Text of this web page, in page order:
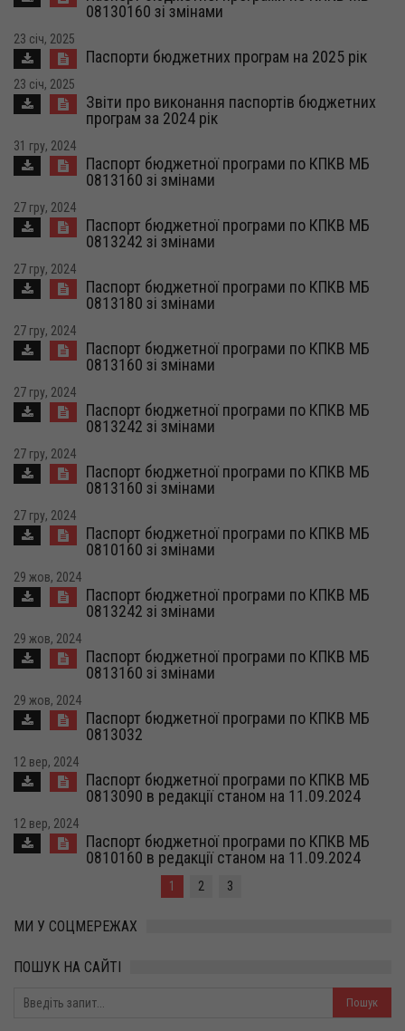
08130160 зі змінами
23 січ, 2025
Паспорти бюджетних програм на 2025 рік
23 січ, 2025
Звіти про виконання паспортів бюджетних
програм за 2024 рік
31 гру, 2024
Паспорт бюджетної програми по КПКВ МБ
0813160 зі змінами
27 гру, 2024
Паспорт бюджетної програми по КПКВ МБ
0813242 зі змінами
27 гру, 2024
Паспорт бюджетної програми по КПКВ МБ
0813180 зі змінами
27 гру, 2024
Паспорт бюджетної програми по КПКВ МБ
0813160 зі змінами
27 гру, 2024
Паспорт бюджетної програми по КПКВ МБ
0813242 зі змінами
27 гру, 2024
Паспорт бюджетної програми по КПКВ МБ
0813160 зі змінами
27 гру, 2024
Паспорт бюджетної програми по КПКВ МБ
0810160 зі змінами
29 жов, 2024
Паспорт бюджетної програми по КПКВ МБ
0813242 зі змінами
29 жов, 2024
Паспорт бюджетної програми по КПКВ МБ
0813160 зі змінами
29 жов, 2024
Паспорт бюджетної програми по КПКВ МБ
0813032
12 вер, 2024
Паспорт бюджетної програми по КПКВ МБ
0813090 в редакції станом на 11.09.2024
12 вер, 2024
Паспорт бюджетної програми по КПКВ МБ
0810160 в редакції станом на 11.09.2024
1 2 3
МИ У СОЦМЕРЕЖАХ
ПОШУК НА САЙТІ